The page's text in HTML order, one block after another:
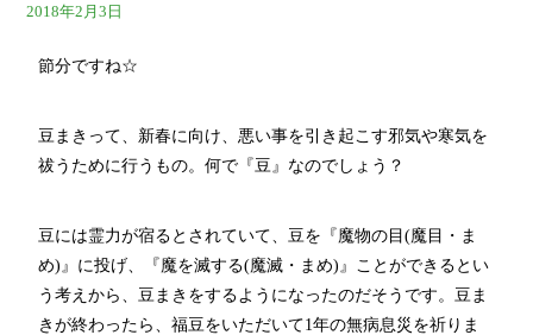
2018年2月3日
節分ですね☆
豆まきって、新春に向け、悪い事を引き起こす邪気や寒気を
祓うために行うもの。何で『豆』なのでしょう？
豆には霊力が宿るとされていて、豆を『魔物の目(魔目・ま
め)』に投げ、『魔を滅する(魔滅・まめ)』ことができるとい
う考えから、豆まきをするようになったのだそうです。豆ま
きが終わったら、福豆をいただいて1年の無病息災を祈りま